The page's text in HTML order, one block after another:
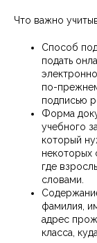
Что важно
Способ
подать
по-
подписью
Форма
учебного
который
некоторых
где
словами.
фамилия,
адрес
класса,